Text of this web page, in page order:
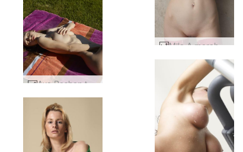
Mila A merah panas #28
Aya Beshen telanjang di taman #11